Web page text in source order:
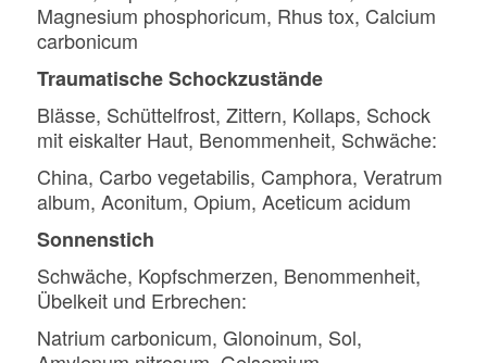
Magnesium phosphoricum, Rhus tox, Calcium
carbonicum
Traumatische Schockzustände
Blässe, Schüttelfrost, Zittern, Kollaps, Schock
mit eiskalter Haut, Benommenheit, Schwäche:
China, Carbo vegetabilis, Camphora, Veratrum
album, Aconitum, Opium, Aceticum acidum
Sonnenstich
Schwäche, Kopfschmerzen, Benommenheit,
Übelkeit und Erbrechen:
Natrium carbonicum, Glonoinum, Sol,